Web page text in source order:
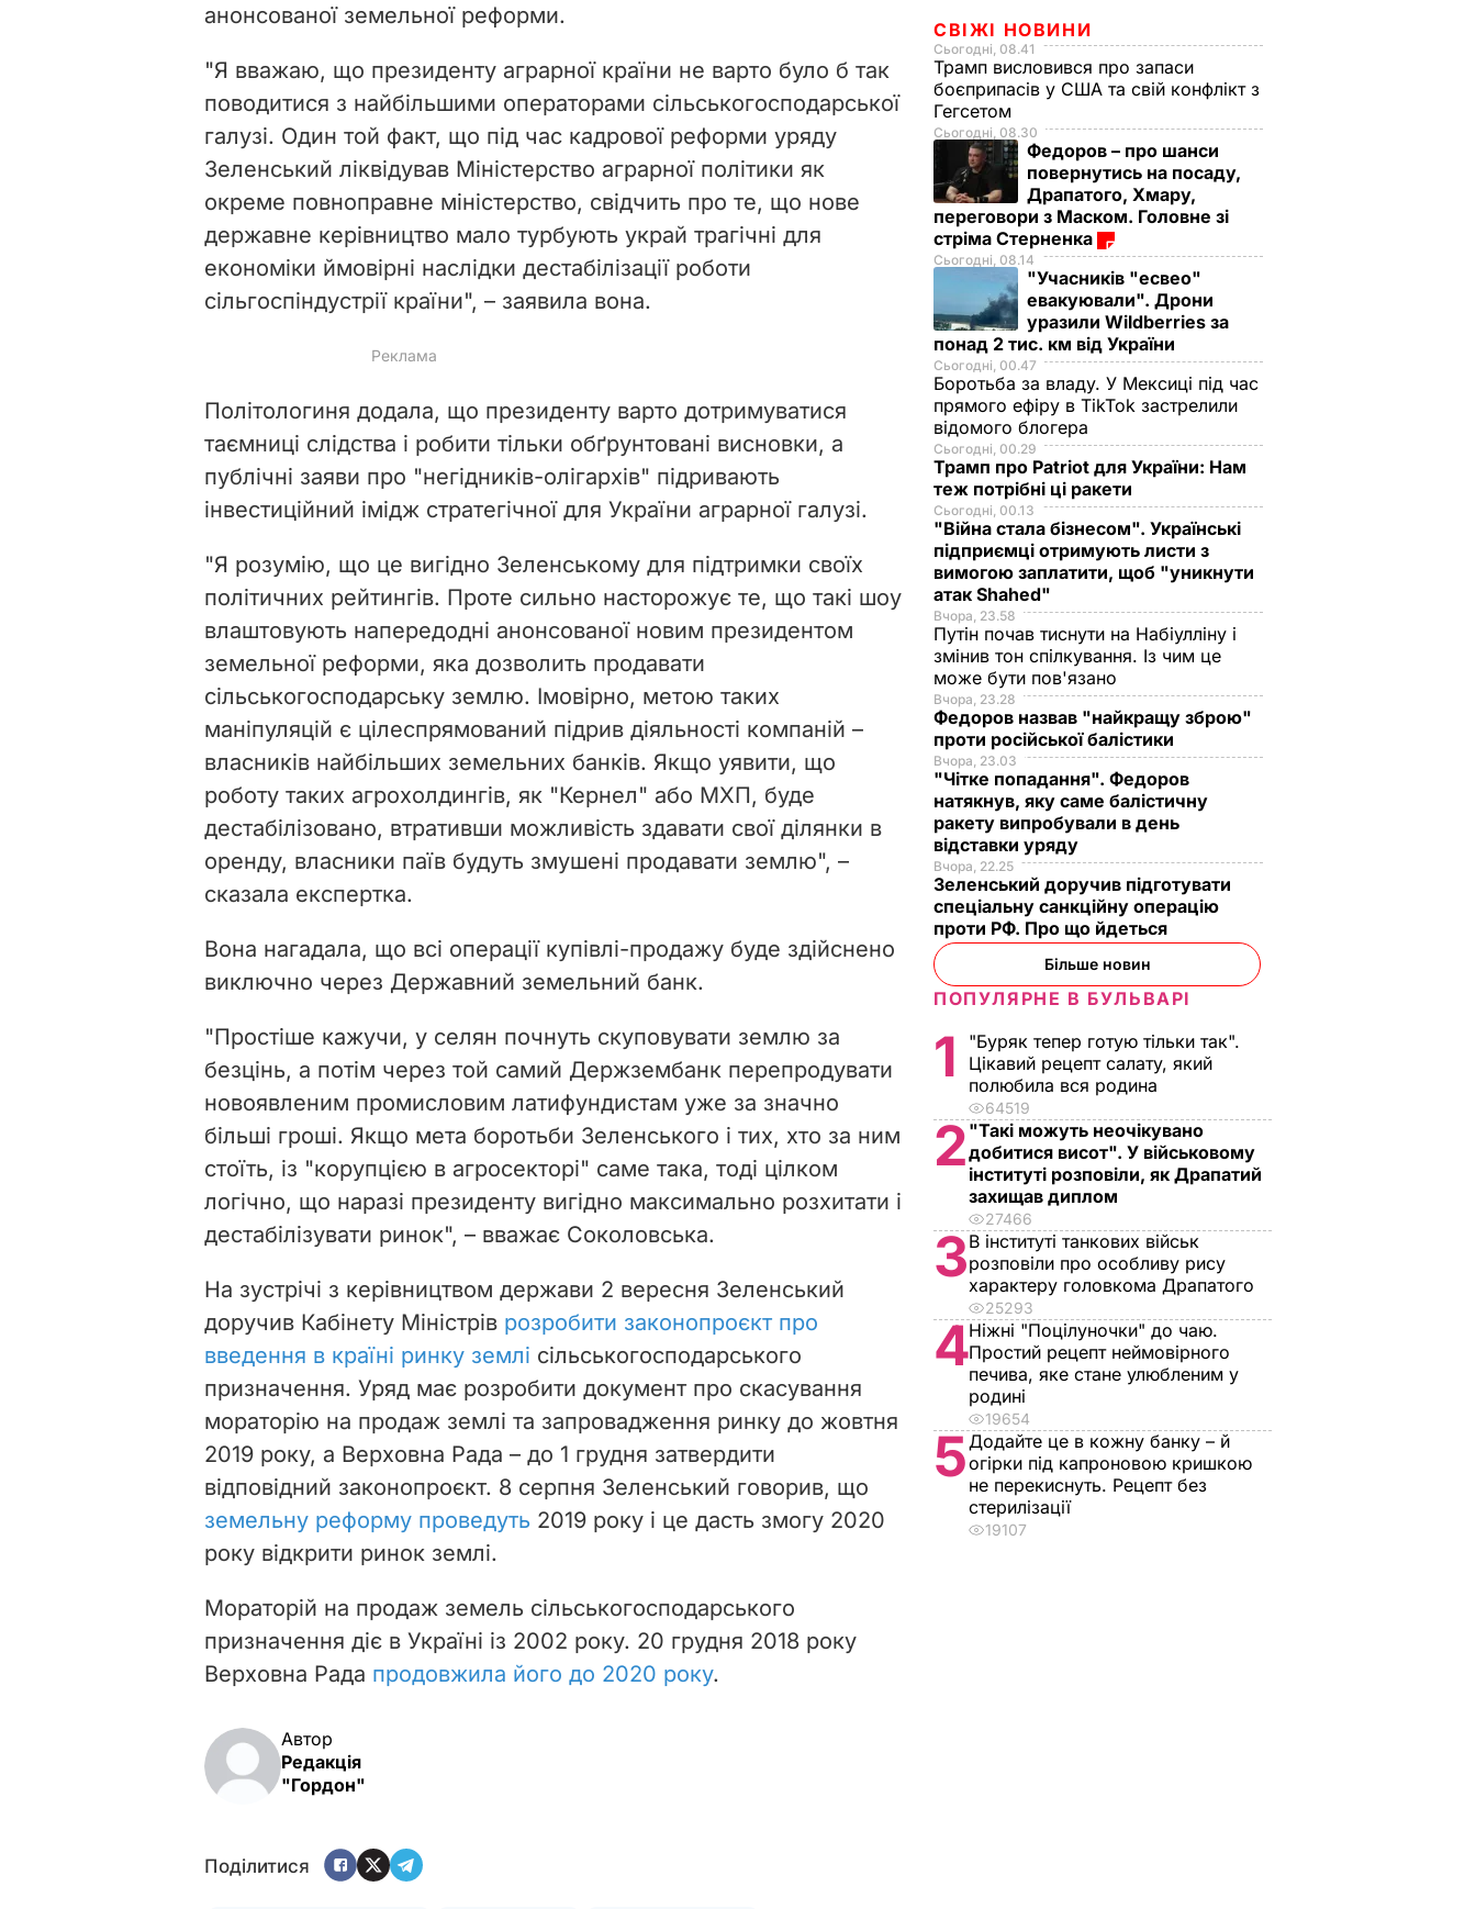
анонсованої земельної реформи.
"Я вважаю, що президенту аграрної країни не варто було б так
поводитися з найбільшими операторами сільськогосподарської
галузі. Один той факт, що під час кадрової реформи уряду
Зеленський ліквідував Міністерство аграрної політики як
окреме повноправне міністерство, свідчить про те, що нове
державне керівництво мало турбують украй трагічні для
економіки ймовірні наслідки дестабілізації роботи
сільгоспіндустрії країни", – заявила вона.
Політологиня додала, що президенту варто дотримуватися
таємниці слідства і робити тільки обґрунтовані висновки, а
публічні заяви про "негідників-олігархів" підривають
інвестиційний імідж стратегічної для України аграрної галузі.
"Я розумію, що це вигідно Зеленському для підтримки своїх
політичних рейтингів. Проте сильно насторожує те, що такі шоу
влаштовують напередодні анонсованої новим президентом
земельної реформи, яка дозволить продавати
сільськогосподарську землю. Імовірно, метою таких
маніпуляцій є цілеспрямований підрив діяльності компаній –
власників найбільших земельних банків. Якщо уявити, що
роботу таких агрохолдингів, як "Кернел" або МХП, буде
дестабілізовано, втративши можливість здавати свої ділянки в
оренду, власники паїв будуть змушені продавати землю", –
сказала експертка.
Вона нагадала, що всі операції купівлі-продажу буде здійснено
виключно через Державний земельний банк.
"Простіше кажучи, у селян почнуть скуповувати землю за
безцінь, а потім через той самий Держзембанк перепродувати
новоявленим промисловим латифундистам уже за значно
більші гроші. Якщо мета боротьби Зеленського і тих, хто за ним
стоїть, із "корупцією в агросекторі" саме така, тоді цілком
логічно, що наразі президенту вигідно максимально розхитати і
дестабілізувати ринок", – вважає Соколовська.
На зустрічі з керівництвом держави 2 вересня Зеленський
доручив Кабінету Міністрів розробити законопроєкт про
введення в країні ринку землі сільськогосподарського
призначення. Уряд має розробити документ про скасування
мораторію на продаж землі та запровадження ринку до жовтня
2019 року, а Верховна Рада – до 1 грудня затвердити
відповідний законопроєкт. 8 серпня Зеленський говорив, що
земельну реформу проведуть 2019 року і це дасть змогу 2020
року відкрити ринок землі.
Мораторій на продаж земель сільськогосподарського
призначення діє в Україні із 2002 року. 20 грудня 2018 року
Верховна Рада продовжила його до 2020 року.
Автор
Редакція
"Гордон"
Поділитися
СВІЖІ НОВИНИ
Сьогодні, 08.41
Трамп висловився про запаси
боєприпасів у США та свій конфлікт з
Гегсетом
Сьогодні, 08.30
Федоров – про шанси
повернутись на посаду,
Драпатого, Хмару,
переговори з Маском. Головне зі
стріма Стерненка
Сьогодні, 08.14
"Учасників "есвео"
евакуювали". Дрони
уразили Wildberries за
понад 2 тис. км від України
Сьогодні, 00.47
Боротьба за владу. У Мексиці під час
прямого ефіру в TikTok застрелили
відомого блогера
Сьогодні, 00.29
Трамп про Patriot для України: Нам
теж потрібні ці ракети
Сьогодні, 00.13
"Війна стала бізнесом". Українські
підприємці отримують листи з
вимогою заплатити, щоб "уникнути
атак Shahed"
Вчора, 23.58
Путін почав тиснути на Набіулліну і
змінив тон спілкування. Із чим це
може бути пов'язано
Вчора, 23.28
Федоров назвав "найкращу зброю"
проти російської балістики
Вчора, 23.03
"Чітке попадання". Федоров
натякнув, яку саме балістичну
ракету випробували в день
відставки уряду
Вчора, 22.25
Зеленський доручив підготувати
спеціальну санкційну операцію
проти РФ. Про що йдеться
Більше новин
ПОПУЛЯРНЕ В БУЛЬВАРІ
1
"Буряк тепер готую тільки так".
Цікавий рецепт салату, який
полюбила вся родина
64519
2 "Такі можуть неочікувано
добитися висот". У військовому
інституті розповіли, як Драпатий
захищав диплом
27466
3В інституті танкових військ
розповіли про особливу рису
характеру головкома Драпатого
25293
4Ніжні "Поцілуночки" до чаю.
Простий рецепт неймовірного
печива, яке стане улюбленим у
родині
19654
5Додайте це в кожну банку – й
огірки під капроновою кришкою
не перекиснуть. Рецепт без
стерилізації
19107